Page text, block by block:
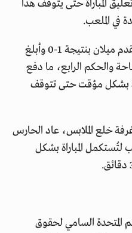
المباراة حتى يتوقف هذا
في الملعب.
واستمرت الهتافات المسيئة بعد تقدم ميلان بنتيجة 1-0 وأبلغ
والحكم الرابع، ما دفع
بشكل مؤقت حتى تتوقف
خلع الملابس، عاد الحارس
لتُستكمل المباراة بشكل
المتحدة السامي لحقوق